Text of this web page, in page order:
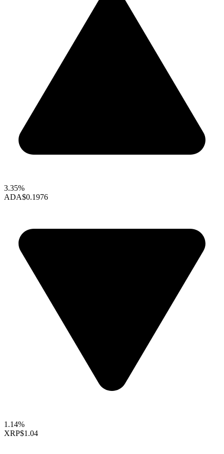
3.35%
ADA$0.1976
1.14%
XRP$1.04